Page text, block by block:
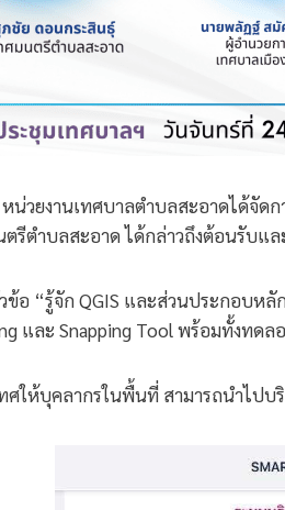
ยงานเทศบาลตำบลสะอาดได้จัดก
รีตำบลสะอาด ได้กล่าวถึงต้อนรับแล
อ “รู้จัก QGIS และส่วนประกอบห
และ Snapping Tool พร้อมทั้งทด
ให้บุคลากรในพื้นที่ สามารถนำไป